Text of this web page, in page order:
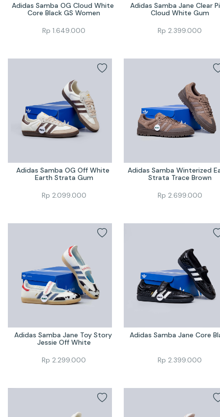
Adidas Samba OG Cloud White
Core Black GS Women
Rp 1.649.000
Adidas Samba Jane Clear
Cloud White Gum
Rp 2.399.000
Adidas Samba OG Off White
Earth Strata Gum
Rp 2.099.000
Adidas Samba Winterized
Strata Trace Brown
Rp 2.699.000
Adidas Samba Jane Toy Story
Jessie Off White
Rp 2.299.000
Adidas Samba Jane Core
Rp 2.399.000